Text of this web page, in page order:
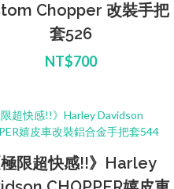
Chopper 改裝手把
套526
NT$700
極限超快感!!》Harley